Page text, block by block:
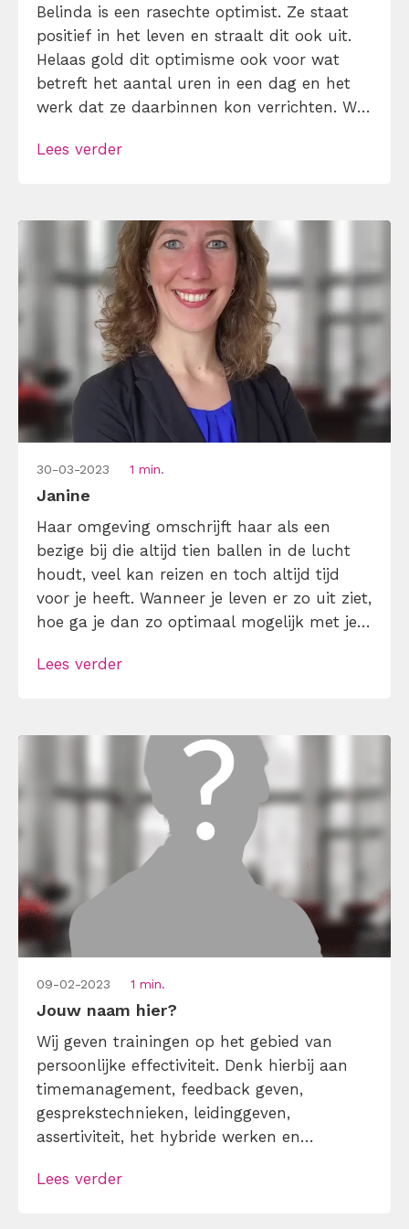
Belinda is een rasechte optimist. Ze staat
positief in het leven en straalt dit ook uit.
Helaas gold dit optimisme ook voor wat
betreft het aantal uren in een dag en het
werk dat ze daarbinnen kon verrichten. Wij
probleem af kunnen helpen. Omdat ze hier
Lees verder
30-03-2023 1 min.
Janine
Haar omgeving omschrijft haar als een
bezige bij die altijd tien ballen in de lucht
houdt, veel kan reizen en toch altijd tijd
voor je heeft. Wanneer je leven er zo uit ziet,
hoe ga je dan zo optimaal mogelijk met je
te halen door de juiste balans te hebben
Lees verder
09-02-2023 1 min.
Jouw naam hier?
Wij geven trainingen op het gebied van
persoonlijke effectiviteit. Denk hierbij aan
timemanagement, feedback geven,
gesprekstechnieken, leidinggeven,
assertiviteit, het hybride werken en
praktisch en gegeven door echte experts.
Lees verder